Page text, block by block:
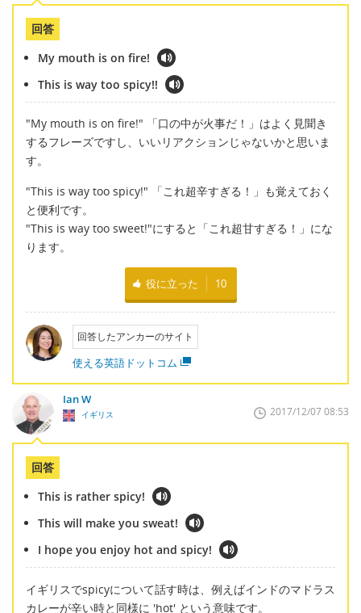
回答
My mouth is on fire!
This is way too spicy!!
"My mouth is on fire!" 「口の中が火事だ！」はよく見聞き
するフレーズですし、いいリアクションじゃないかと思いま
す。
"This is way too spicy!" 「これ超辛すぎる！」も覚えておく
と便利です。
"This is way too sweet!"にすると「これ超甘すぎる！」にな
ります。
役に立った 10
回答したアンカーのサイト
使える英語ドットコム
Ian W
イギリス 2017/12/07 08:53
回答
This is rather spicy!
This will make you sweat!
I hope you enjoy hot and spicy!
イギリスでspicyについて話す時は、例えばインドのマドラス
カレーが辛い時と同様に 'hot' という意味です。